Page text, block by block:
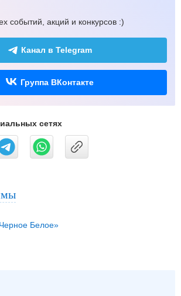
событий, акций и конкурсов :)
Канал в Telegram
Группа ВКонтакте
сетях
Белое»